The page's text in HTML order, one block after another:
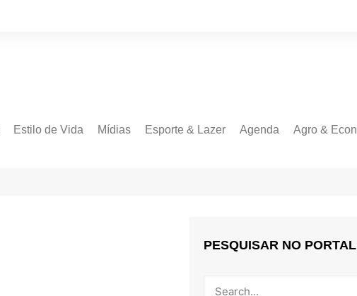
Estilo de Vida Mídias Esporte & Lazer Agenda Agro &
PESQUISAR NO PORTAL